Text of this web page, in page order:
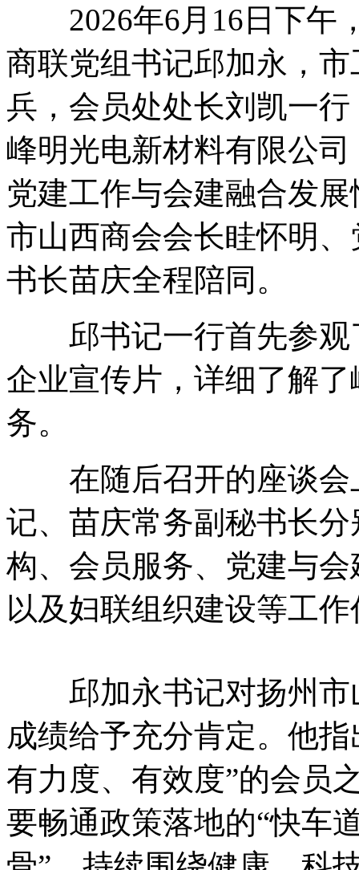
2026年6月16日下午
商联党组书记邱加永，
兵，会员处处长刘凯一
峰明光电新材料有限公
党建工作与会建融合发
市山西商会会长眭怀明
书长苗庆全程陪同。
邱书记一行首先参观
企业宣传片，详细了解
务。
在随后召开的座谈会
记、苗庆常务副秘书长
构、会员服务、党建与
以及妇联组织建设等工
邱加永书记对扬州市
成绩给予充分肯定。他
有力度、有效度”的会员
要畅通政策落地的“快车